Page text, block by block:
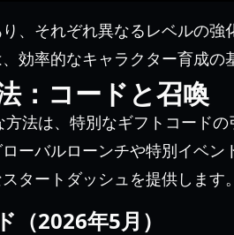
、それぞれ異なるレベルの強
効率的なキャラクター育成の
：コードと召喚
法は、特別なギフトコード
ーバルローンチや特別イベン
タートダッシュを提供します
2026年5月）